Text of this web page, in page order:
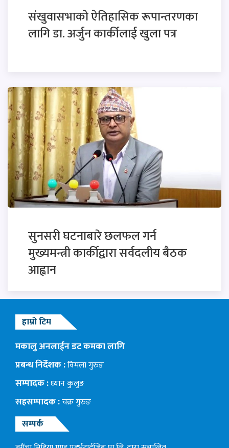
संखुवासभाको ऐतिहासिक रूपान्तरणका
लागि डा. अर्जुन कार्कीलाई खुला पत्र
सुनसरी घटनाबारे छलफल गर्न
मुख्यमन्त्री कार्कीद्वारा सर्वदलीय बैठक
आह्वान
हाम्रो टिम
मकालु अनलाईन डट कमका लागि
प्रबन्ध निर्देशक :विमला गुरुङ
सम्पादक :ध्यान कुलुङ
सहसम्पादक :चक्र गुरुङ
सम्पर्क